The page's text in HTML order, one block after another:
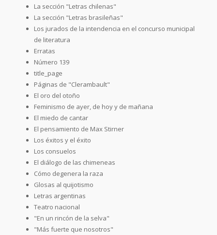
La sección "Letras chilenas"
La sección "Letras brasileñas"
Los jurados de la intendencia en el concurso municipal
de literatura
Erratas
Número 139
title_page
Páginas de "Clerambault"
El oro del otoño
Feminismo de ayer, de hoy y de mañana
El miedo de cantar
El pensamiento de Max Stirner
Los éxitos y el éxito
Los consuelos
El diálogo de las chimeneas
Cómo degenera la raza
Glosas al quijotismo
Letras argentinas
Teatro nacional
"En un rincón de la selva"
"Más fuerte que nosotros"